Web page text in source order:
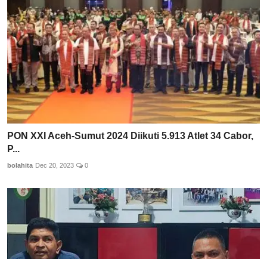
PON XXI Aceh-Sumut 2024 Diikuti 5.913 Atlet 34 Cabor,
P...
bolahita Dec 20, 2023 0